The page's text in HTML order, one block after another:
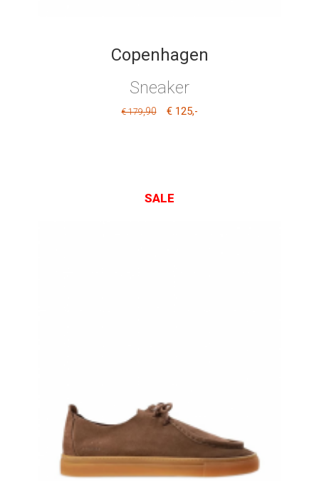
Copenhagen
Sneaker
€ 179,90 € 125,-
SALE